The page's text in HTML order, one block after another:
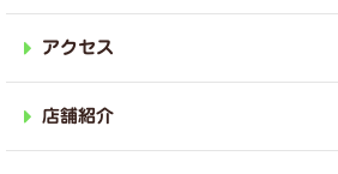
アクセス
店舗紹介